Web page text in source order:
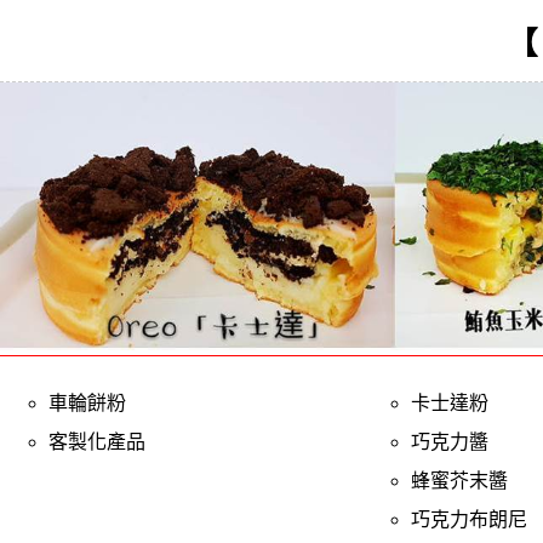
車輪餅粉
客製化產品
卡士達粉
巧克力醬
蜂蜜芥末醬
巧克力布朗尼